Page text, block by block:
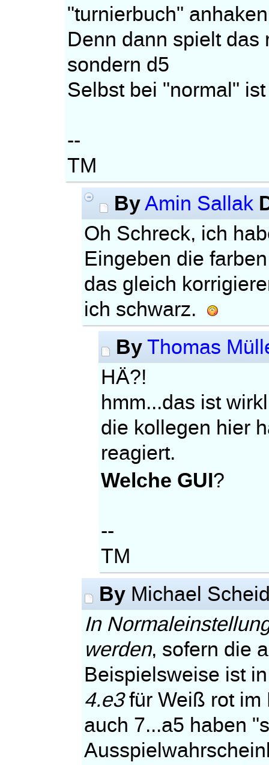
"turnierbuch"
Denn dann spielt das
sondern d5
Selbst bei "normal"
--
TM
ByAmin Sallak
Oh Schreck, ich
Eingeben die
das gleich
ich schwarz.
ByThomas
HÄ?!
hmm...das ist
die kollegen hier
reagiert.
Welche GUI?
--
TM
By Michael
In
werden, sofern die
Beispielsweise ist
4.e3für Weiß rot im
auch 7...a5 haben